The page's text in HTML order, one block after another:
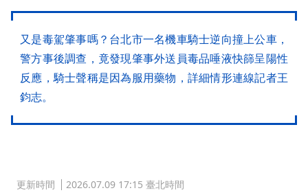
又是毒駕肇事嗎？台北市一名機車騎士逆向撞上公車，
警方事後調查，竟發現肇事外送員毒品唾液快篩呈陽性
反應，騎士聲稱是因為服用藥物，詳細情形連線記者王
鈞志。
更新時間 2026.07.09 17:15 臺北時間